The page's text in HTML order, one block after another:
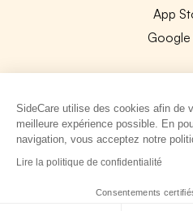
App
Google
© 2026 SideCare.
SideCare utilise des cookies afin de
meilleure expérience possible. En
navigation, vous acceptez notre
Lire la politique de confidentialité
Consentements